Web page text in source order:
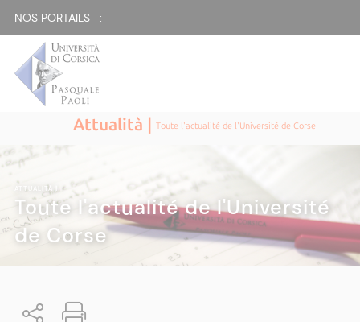
NOS PORTAILS :
Attualità |Toute l'actualité de l'Université de Corse
ATTUALITÀ|
Toute l'actualité de l'Université
de Corse